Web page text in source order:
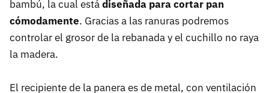
bambú, la cual estádiseñada para cortar pan
cómodamente. Gracias a las ranuras podremos
controlar el grosor de la rebanada y el cuchillo no raya
la madera.
El recipiente de la panera es de metal, con ventilación